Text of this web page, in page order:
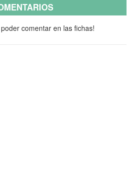
comentar en las fichas!